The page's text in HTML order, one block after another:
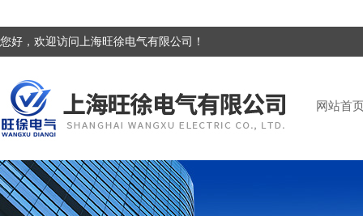
您好，欢迎访问上海旺徐电气有限公司！
网站首